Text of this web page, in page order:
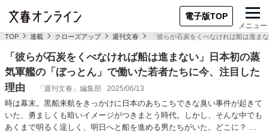
電子版TOP
メニュー
TOP 連載 クローズアップ 週刊文春 「彼らが石炭をくべなければ船は進ま
「彼らが石炭をくべなければ船は進まない」日本初の蒸
気軍艦の「ぼっとん」で働いた若者たちに今、注目した
理由
「週刊文春」編集部 2025/06/13
時は幕末。黒船来航をきっかけに日本のあちこちできな臭い事件が起きて
いた、勇ましくも暗いイメージがつきまとう時代。しかし、そんな中でも
あくまで明るく逞しく、明日へと船を進める男たちがいた。どこに？ 日